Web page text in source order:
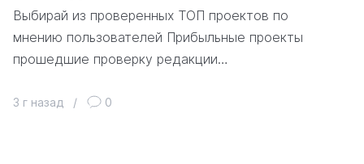
Выбирай из проверенных ТОП проектов по
мнению пользователей Прибыльные проекты
прошедшие проверку редакции…
3 г назад / 0